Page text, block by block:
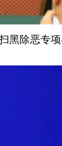
黑除恶专